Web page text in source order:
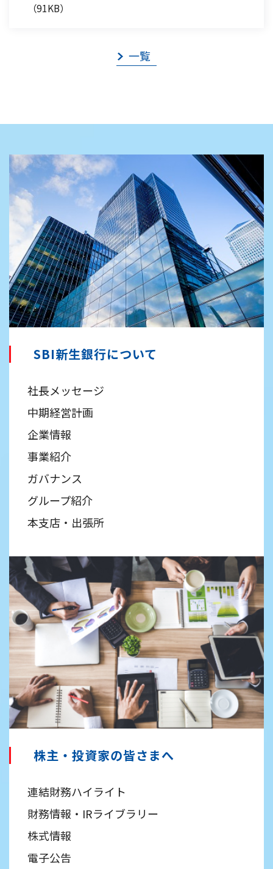
（91KB）
一覧
SBI新生銀行について
社長メッセージ
中期経営計画
企業情報
事業紹介
ガバナンス
グループ紹介
本支店・出張所
株主・投資家の皆さまへ
連結財務ハイライト
財務情報・IRライブラリー
株式情報
電子公告